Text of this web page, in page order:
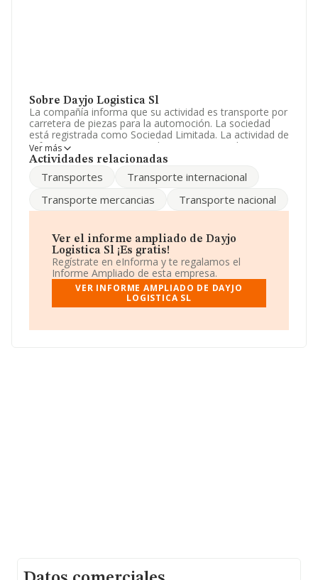
Sobre Dayjo Logistica Sl
La compañía informa que su actividad es transporte por
carretera de piezas para la automoción. La sociedad
está registrada como Sociedad Limitada. La actividad de
referencia CNAE corresponde a 'Transporte de
mercancías por carretera', cuyo Código es 4941. La
del teléfono 986346639 y la dirección de correo es
info@dayjologistica.com. Puedes consultar su página
La empresa españolaDayjo Logistica S.L, con CIF
B36990356, se encuentra en Poligono Industrial A
Granxa Area Comercial Oficina 22-23 núm. S/N Parc.
260, (36475), en el municipio de O Porriño, en
Pontevedra, Galicia.
sobre 62.013 compañías, a nivel nacional la facturación
Ver más
Actividades relacionadas
Transportes
Transporte internacional
Transporte mercancias
Transporte nacional
Ver el informe ampliado de Dayjo
Logistica Sl ¡Es gratis!
Regístrate en eInforma y te regalamos el
Informe Ampliado de esta empresa.
VER INFORME AMPLIADO DE DAYJO
LOGISTICA SL